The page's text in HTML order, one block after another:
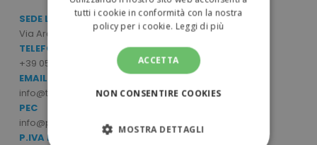
SEDE LEGALE E OPERATIVA
Via Archimede Bellatalla, 7/9 - 56121 Ospedaletto (PI)
TELEFONO
+39 050 6390770
EMAIL
info@tuttodapersonalizzare.it
PEC
info@pec.mcpromo.it
P.IVA E CODICE FISCALE
tutti i cookie in conformità con la nostra
policy per i cookie. Leggi di più
ACCETTA
NON CONSENTIRE COOKIES
MOSTRA DETTAGLI